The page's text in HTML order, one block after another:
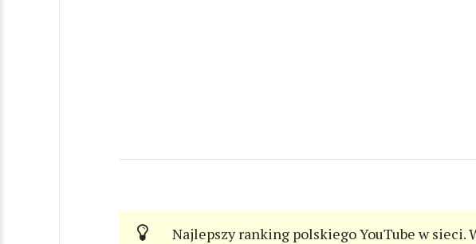
Najlepszy ranking polskiego YouTube w sieci.